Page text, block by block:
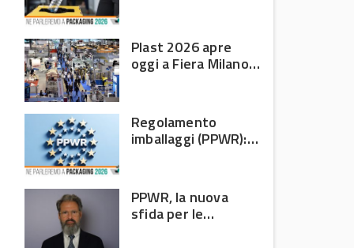
e PPWR
Plast 2026 apre
oggi a Fiera Milano
plastiche
Regolamento
imballaggi (PPWR):
PPWR, la nuova
sfida per le